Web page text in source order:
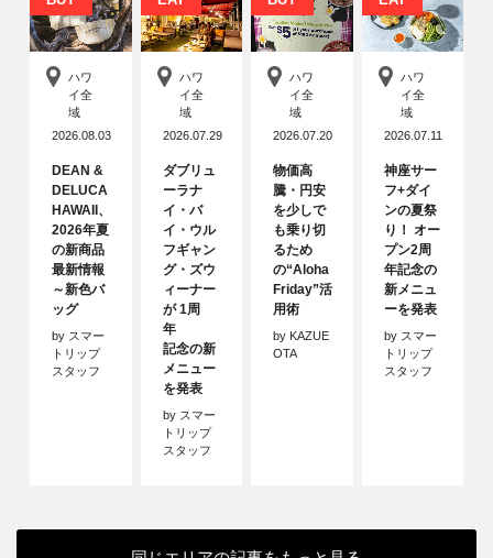
ハワ
イ全
域
2026.08.03
DEAN &
DELUCA
HAWAII、
2026年夏
の新商品
最新情報
～新色バ
ッグ
by スマー
トリップ
スタッフ
ハワ
イ全
域
2026.07.29
ダブリュ
ーラナ
イ・バ
イ・ウル
フギャン
グ・ズウ
ィーナー
が 1周
年
記念の新
メニュー
を発表
by スマー
トリップ
スタッフ
ハワ
イ全
域
2026.07.20
物価高
騰・円安
を少しで
も乗り切
るため
の“Aloha
Friday”活
用術
by KAZUE
OTA
ハワ
イ全
域
2026.07.11
神座サー
フ+ダイ
ンの夏祭
り！ オー
プン2周
年記念の
新メニュ
ーを発表
by スマー
トリップ
スタッフ